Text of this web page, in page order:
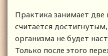
Практика занимает две
считается
организма не будет
Только после этого